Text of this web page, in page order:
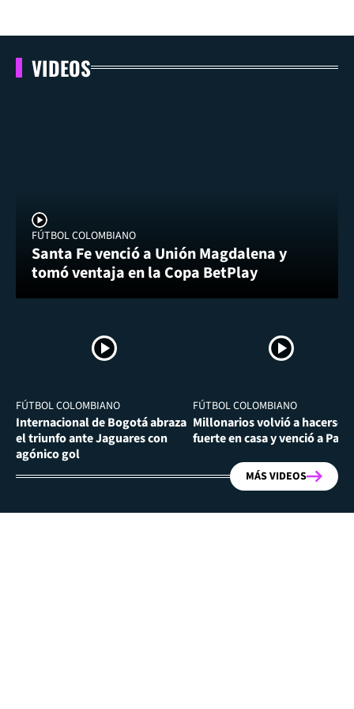
VIDEOS
FÚTBOL COLOMBIANO
Santa Fe venció a Unión Magdalena y
tomó ventaja en la Copa BetPlay
FÚTBOL COLOMBIANO
Internacional de Bogotá abraza
el triunfo ante Jaguares con
agónico gol
FÚTBOL COLOMBIANO
Millonarios volvió a hacerse
fuerte en casa y venció a
MÁS VIDEOS